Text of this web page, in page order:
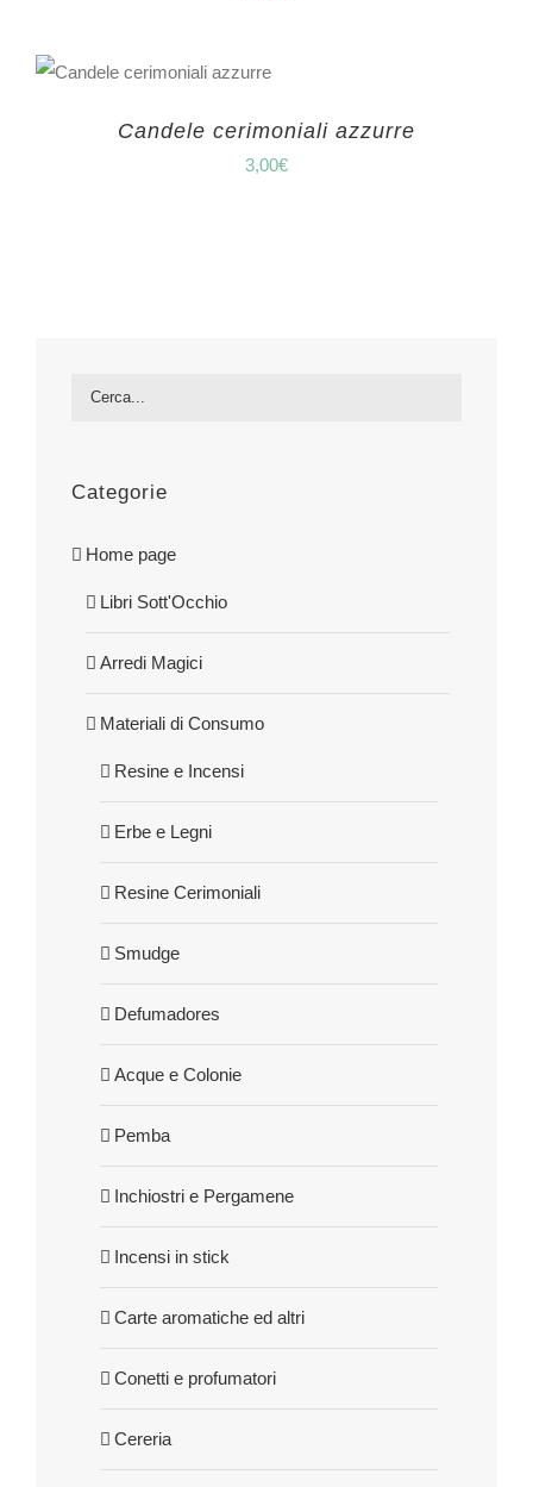
Candele cerimoniali azzurre
3,00€
Categorie
Home page
Libri Sott'Occhio
Arredi Magici
Materiali di Consumo
Resine e Incensi
Erbe e Legni
Resine Cerimoniali
Smudge
Defumadores
Acque e Colonie
Pemba
Inchiostri e Pergamene
Incensi in stick
Carte aromatiche ed altri
Conetti e profumatori
Cereria